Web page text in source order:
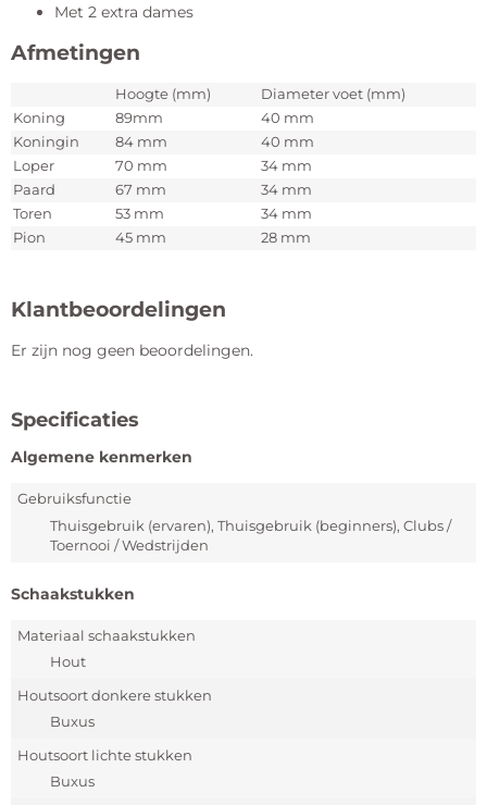
Met 2 extra dames
Afmetingen
Hoogte (mm)
Diameter voet (mm)
Koning
89mm
40 mm
Koningin
84 mm
40 mm
Loper
70 mm
34 mm
Paard
67 mm
34 mm
Toren
53 mm
34 mm
Pion
45 mm 28 mm
Klantbeoordelingen
Er zijn nog geen beoordelingen.
Specificaties
Algemene kenmerken
Gebruiksfunctie
Thuisgebruik (ervaren), Thuisgebruik (beginners), Clubs /
Toernooi / Wedstrijden
Schaakstukken
Materiaal schaakstukken
Hout
Houtsoort donkere stukken
Buxus
Houtsoort lichte stukken
Buxus